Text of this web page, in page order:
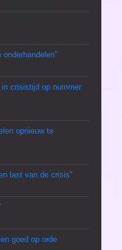
in crisistijd op nummer
opnieuw te
last van de crisis”
goed op orde